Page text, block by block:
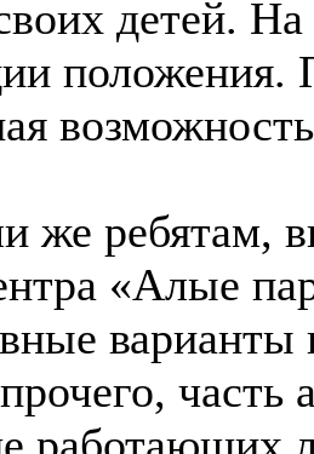
детей.
же ребятам,
«Алые
часть